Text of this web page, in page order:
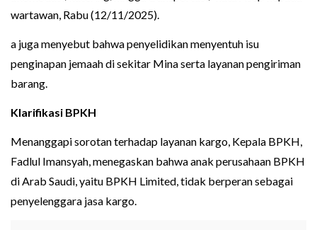
wartawan, Rabu (12/11/2025).
a juga menyebut bahwa penyelidikan menyentuh isu
penginapan jemaah di sekitar Mina serta layanan pengiriman
barang.
Klarifikasi BPKH
Menanggapi sorotan terhadap layanan kargo, Kepala BPKH,
Fadlul Imansyah, menegaskan bahwa anak perusahaan BPKH
di Arab Saudi, yaitu BPKH Limited, tidak berperan sebagai
penyelenggara jasa kargo.